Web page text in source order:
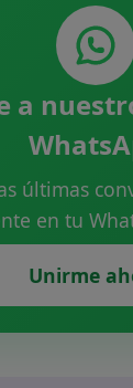
a
últimas
en tu
Unirme